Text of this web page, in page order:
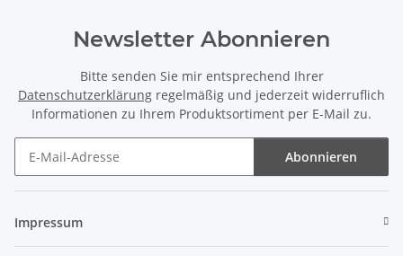
Newsletter Abonnieren
Bitte senden Sie mir entsprechend Ihrer
Datenschutzerklärung regelmäßig und jederzeit widerruflich
Informationen zu Ihrem Produktsortiment per E-Mail zu.
Abonnieren
Impressum